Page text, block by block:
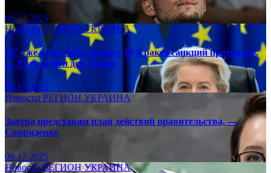
08.17.2025
НовостиРЕГИОНУКРАИНА
ЕС уже в сентябре примет 19-й ракет санкций против рф,
— Урсула фон дер Ляйен
08.17.2025
Новости РЕГИОН УКРАИНА
Завтра представим план действий правительства, —
Свириденко
08.17.2025
НовостиРЕГИОНУКРАИНА